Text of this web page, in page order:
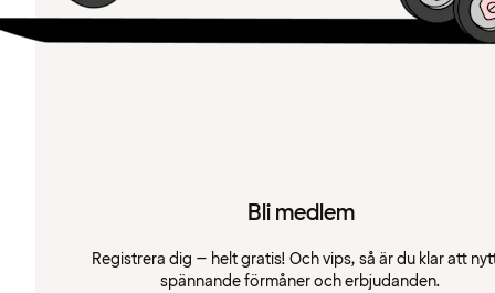
Bli medlem
Registrera dig – helt gratis! Och vips, så är du klar att
spännande förmåner och erbjudanden.